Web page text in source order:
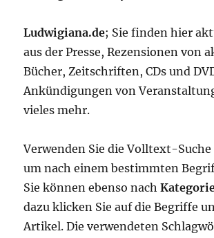
Ludwigiana.de; Sie finden hier
aus der Presse, Rezensionen von
Bücher, Zeitschriften, CDs und
Ankündigungen von
vieles mehr.
Verwenden Sie die Volltext-
um nach einem bestimmten
Sie können ebenso nach
dazu klicken Sie auf die Begriffe
Artikel. Die verwendeten